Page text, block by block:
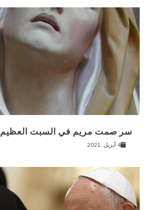
سر صمت مريم في السبت العظيم
4 أبريل, 2021